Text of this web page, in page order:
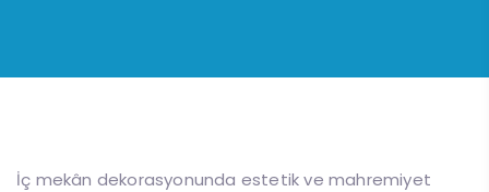
İç mekân dekorasyonunda estetik ve mahremiyet